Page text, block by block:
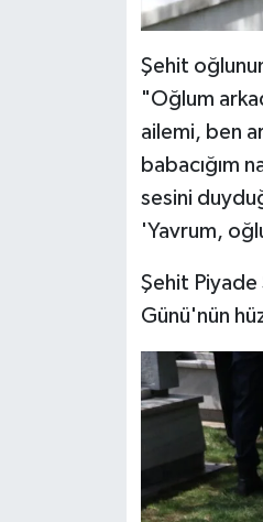
Şehit
"Oğlum
ailemi, ben
babacığım
sesini
'Yavrum,
Şehit Piyade
Günü'nün